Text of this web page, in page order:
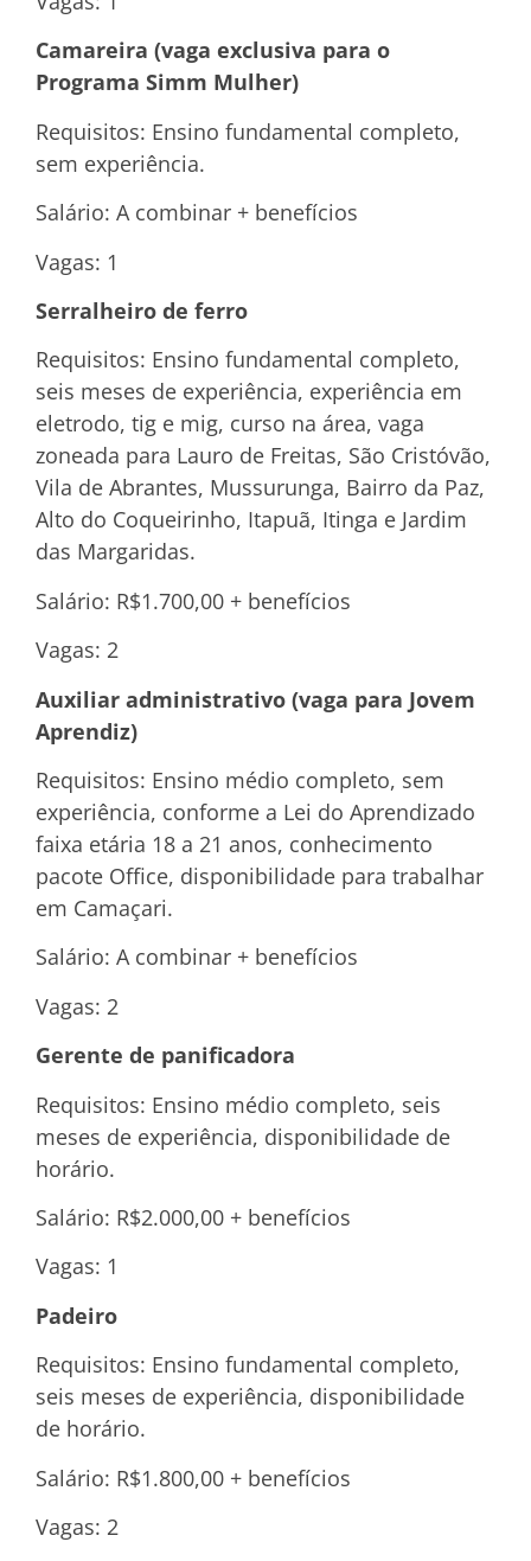
Camareira (vaga exclusiva para o
Programa Simm Mulher)
Requisitos: Ensino fundamental completo,
sem experiência.
Salário: A combinar + benefícios
Vagas: 1
Serralheiro de ferro
Requisitos: Ensino fundamental completo,
seis meses de experiência, experiência em
eletrodo, tig e mig, curso na área, vaga
zoneada para Lauro de Freitas, São Cristóvão,
Vila de Abrantes, Mussurunga, Bairro da Paz,
Alto do Coqueirinho, Itapuã, Itinga e Jardim
das Margaridas.
Salário: R$1.700,00 + benefícios
Vagas: 2
Auxiliar administrativo (vaga para Jovem
Aprendiz)
Requisitos: Ensino médio completo, sem
experiência, conforme a Lei do Aprendizado
faixa etária 18 a 21 anos, conhecimento
pacote Office, disponibilidade para trabalhar
em Camaçari.
Salário: A combinar + benefícios
Vagas: 2
Gerente de panificadora
Requisitos: Ensino médio completo, seis
meses de experiência, disponibilidade de
horário.
Salário: R$2.000,00 + benefícios
Vagas: 1
Padeiro
Requisitos: Ensino fundamental completo,
seis meses de experiência, disponibilidade
de horário.
Salário: R$1.800,00 + benefícios
Vagas: 2